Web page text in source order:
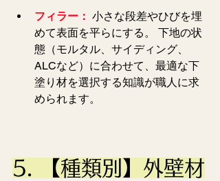
フィラー： 小さな段差やひびを埋
めて表面を平らにする。 下地の状
態（モルタル、サイディング、
ALCなど）に合わせて、最適な下
塗り材を選択する知識が職人に求
められます。
5. 【種類別】外壁材